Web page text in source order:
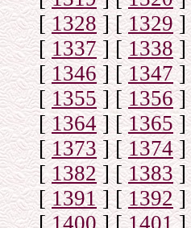
[1328] [1329]
[1337] [1338]
[1346] [1347]
[1355] [1356]
[1364] [1365]
[1373] [1374]
[1382] [1383]
[1391] [1392]
[1400] [1401]